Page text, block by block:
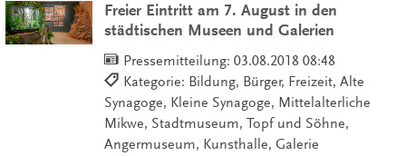
Freier Eintritt am 7. August in den
städtischen Museen und Galerien
Pressemitteilung: 03.08.2018 08:48
Kategorie: Bildung, Bürger, Freizeit, Alte
Synagoge, Kleine Synagoge, Mittelalterliche
Mikwe, Stadtmuseum, Topf und Söhne,
Angermuseum, Kunsthalle, Galerie